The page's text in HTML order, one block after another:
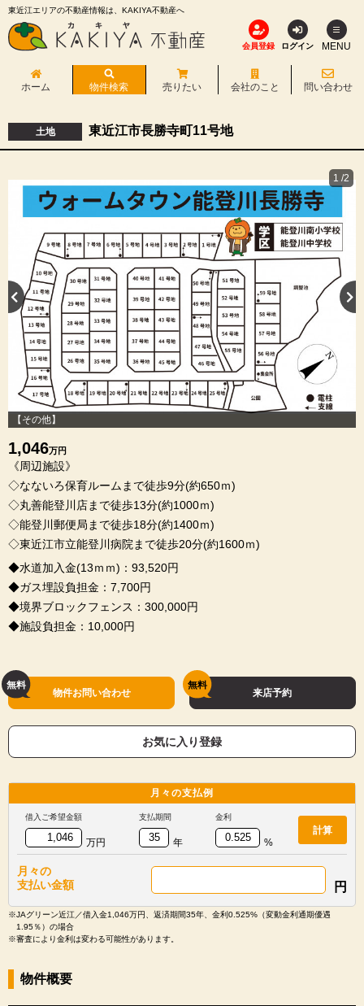
東近江エリアの不動産情報は、KAKIYA不動産へ
会員登録 ログイン MENU
ホーム 物件検索 売りたい 会社のこと 問い合わせ
土地 東近江市長勝寺町11号地
1 /2
【その他】
1,046万円
《周辺施設》
◇なないろ保育ルームまで徒歩9分(約650ｍ)
◇丸善能登川店まで徒歩13分(約1000ｍ)
◇能登川郵便局まで徒歩18分(約1400ｍ)
◇東近江市立能登川病院まで徒歩20分(約1600ｍ)
◆水道加入金(13ｍｍ)：93,520円
◆ガス埋設負担金：7,700円
◆境界ブロックフェンス：300,000円
◆施設負担金：10,000円
物件お問い合わせ 来店予約
お気に入り登録
月々の支払例
借入ご希望金額
万円
支払期間
年
金利
%
計算
月々の
支払い金額
円
※JAグリーン近江／借入金1,046万円、返済期間35年、金利0.525%（変動金利通期優遇
1.95％）の場合
※審査により金利は変わる可能性があります。
物件概要